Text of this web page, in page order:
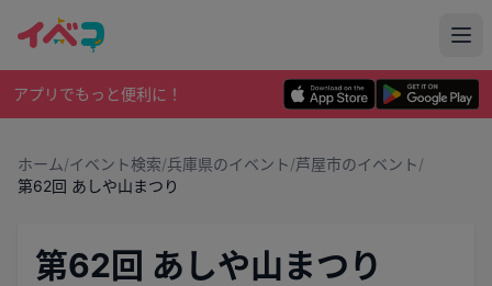
アプリでもっと便利に！
ホーム/イベント検索/兵庫県のイベント/芦屋市のイベント/
第62回 あしや山まつり
第62回 あしや山まつり